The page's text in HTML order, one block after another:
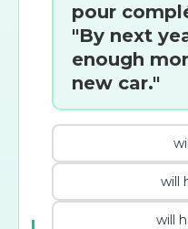
pour
"By next
enough
new car."
will
will